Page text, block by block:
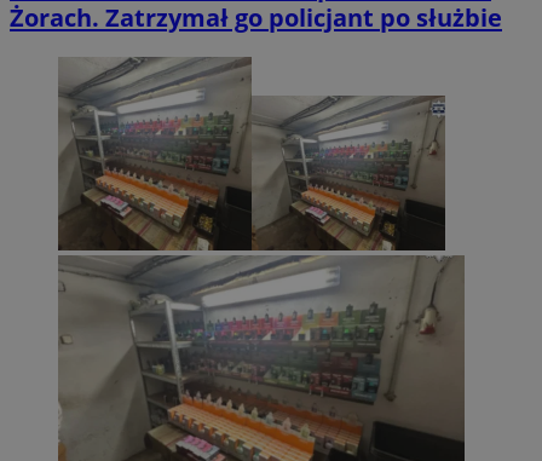
Żorach. Zatrzymał go policjant po służbie